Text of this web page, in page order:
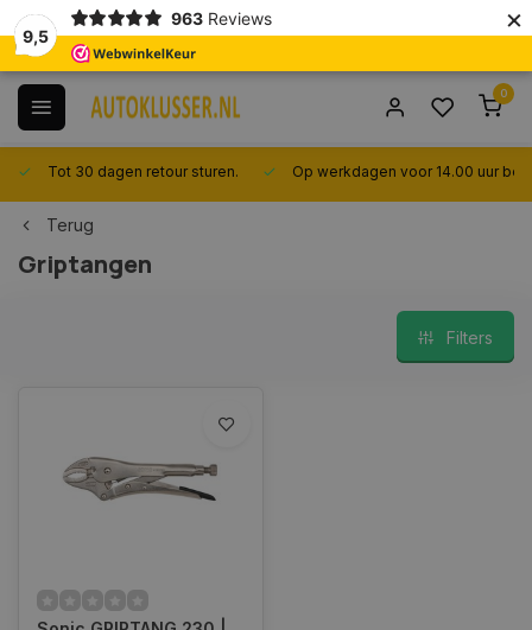
9,5
963 Reviews ×
0
Tot 30 dagen retour sturen. Op werkdagen voor 14.00 uur
Terug
Griptangen
Filters